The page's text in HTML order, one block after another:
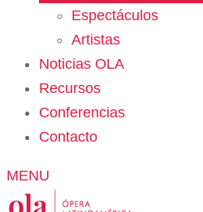
Espectáculos
Artistas
Noticias OLA
Recursos
Conferencias
Contacto
MENU